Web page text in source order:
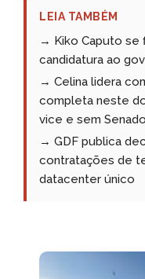
LEIA TAMBÉM
→ Kiko Caputo se
candidatura ao
→ Celina lidera
completa neste
vice e sem Senado
→ GDF publica
contratações de
datacenter único